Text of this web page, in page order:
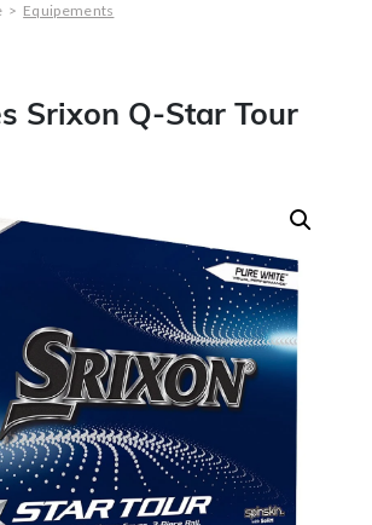
> Equipements
Srixon Q-Star Tour